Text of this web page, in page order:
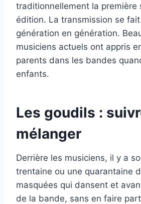
traditionnellement la première
édition. La transmission se fait
génération en génération.
musiciens actuels ont appris
parents dans les bandes
enfants.
Les goudils :
mélanger
Derrière les musiciens, il y a
trentaine ou une quarantaine
masquées qui dansent et
de la bande, sans en faire